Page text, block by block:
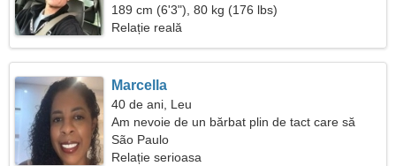
189 cm (6'3"), 80 kg (176 lbs)
Relație reală
Marcella
40 de ani, Leu
Am nevoie de un bărbat plin de tact care să
călătorească împreună
São Paulo
Relație serioasa